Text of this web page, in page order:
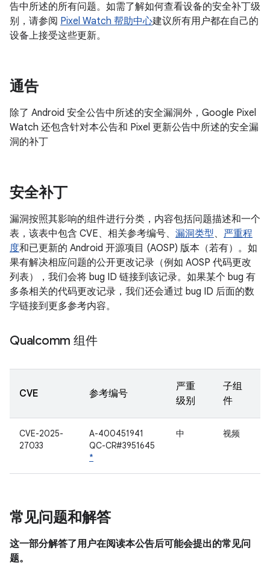
告中所述的所有问题。如需了解如何查看设备的安全补丁级
别，请参阅 Pixel Watch 帮助中心建议所有用户都在自己的
设备上接受这些更新。
通告
除了 Android 安全公告中所述的安全漏洞外，Google Pixel
Watch 还包含针对本公告和 Pixel 更新公告中所述的安全漏
洞的补丁
安全补丁
漏洞按照其影响的组件进行分类，内容包括问题描述和一个
表，该表中包含 CVE、相关参考编号、 漏洞类型、 严重程
度和已更新的 Android 开源项目 (AOSP) 版本（若有）。如
果有解决相应问题的公开更改记录（例如 AOSP 代码更改
列表），我们会将 bug ID 链接到该记录。如果某个 bug 有
多条相关的代码更改记录，我们还会通过 bug ID 后面的数
字链接到更多参考内容。
Qualcomm 组件
CVE 参考编号
严重
级别
子组
件
CVE-2025-
27033
A-400451941
QC-CR#3951645
*
中 视频
常见问题和解答
这一部分解答了用户在阅读本公告后可能会提出的常见问
题。